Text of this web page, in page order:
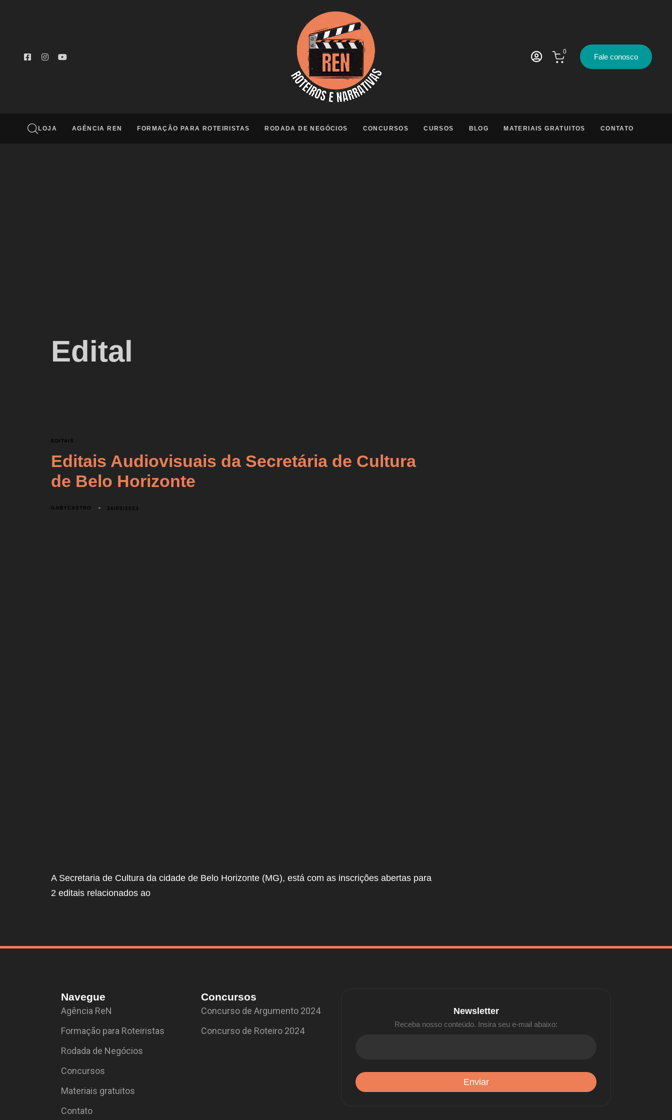
0
Fale conosco
LOJA AGÊNCIA REN FORMAÇÃO PARA ROTEIRISTAS RODADA DE NEGÓCIOS CONCURSOS CURSOS BLOG MATERIAIS GRATUITOS CONTATO
Edital
EDITAIS
Editais Audiovisuais da Secretária de Cultura
de Belo Horizonte
GABYCASTRO 26/05/2023
A Secretaria de Cultura da cidade de Belo Horizonte (MG), está com as inscrições abertas para
2 editais relacionados ao
Navegue
Agência ReN
Formação para Roteiristas
Rodada de Negócios
Concursos
Materiais gratuitos
Contato
Concursos
Concurso de Argumento 2024
Concurso de Roteiro 2024
Newsletter
Receba nosso conteúdo. Insira seu e-mail abaixo: